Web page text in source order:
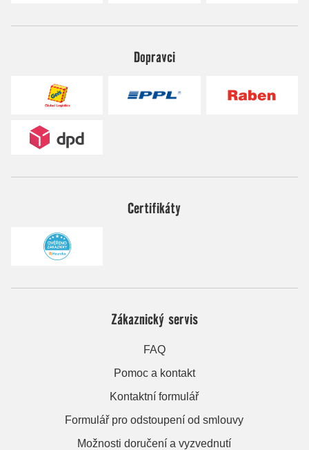
Dopravci
Certifikáty
Zákaznický servis
FAQ
Pomoc a kontakt
Kontaktní formulář
Formulář pro odstoupení od smlouvy
Možnosti doručení a vyzvednutí